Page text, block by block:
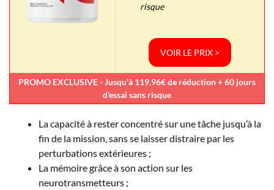
risque
VOIR LE PRIX >
PROMO EXCLUSIVE - Jusqu'à 119,96€ de réduction + 60 jours
d'essai sans risque
La capacité à rester concentré sur une tâche jusqu’à la
fin de la mission, sans se laisser distraire par les
perturbations extérieures ;
La mémoire grâce à son action sur les
neurotransmetteurs ;